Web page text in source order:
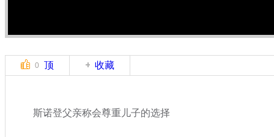
0 顶 收藏
斯诺登父亲称会尊重儿子的选择